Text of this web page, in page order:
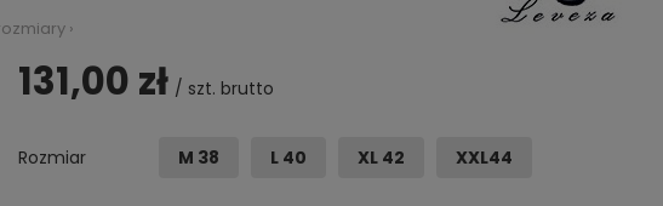
›
131,00 zł / szt. brutto
Rozmiar M 38 L 40 XL 42 XXL44